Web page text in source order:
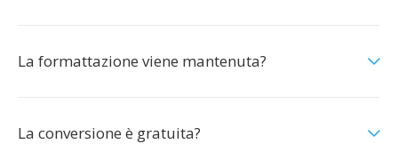
La formattazione viene mantenuta?
La conversione è gratuita?